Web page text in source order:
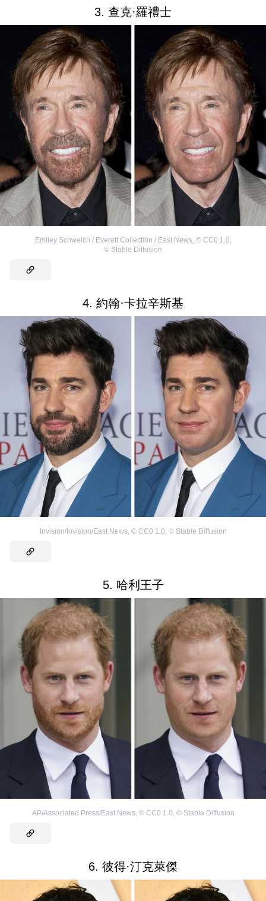
3. 查克·羅禮士
Emiley Schweich / Everett Collection / East News, © CC0 1.0,
© Stable Diffusion
4. 約翰·卡拉辛斯基
Invision/Invision/East News, © CC0 1.0 © Stable Diffusion
5. 哈利王子
AP/Associated Press/East News, © CC0 1.0 © Stable Diffusion
6. 彼得·汀克萊傑